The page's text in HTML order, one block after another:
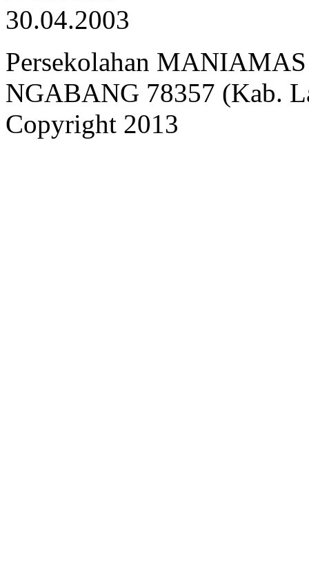
30.04.2003
Persekolahan
NGABANG 78357 (Kab.
Copyright 2013